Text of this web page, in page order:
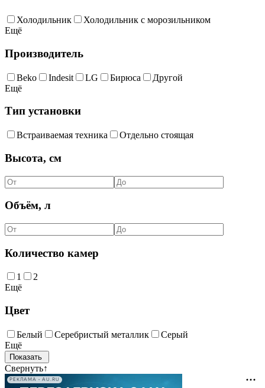
Холодильник
Холодильник с морозильником
Ещё
Производитель
Beko Indesit LG Бирюса
Другой
Ещё
Тип установки
Встраиваемая техника Отдельно стоящая
Высота, см
Объём, л
Количество камер
1
2
Ещё
Цвет
Белый Серебристый металлик
Серый
Ещё
Свернуть↑
РЕКЛАМА • AU.RU